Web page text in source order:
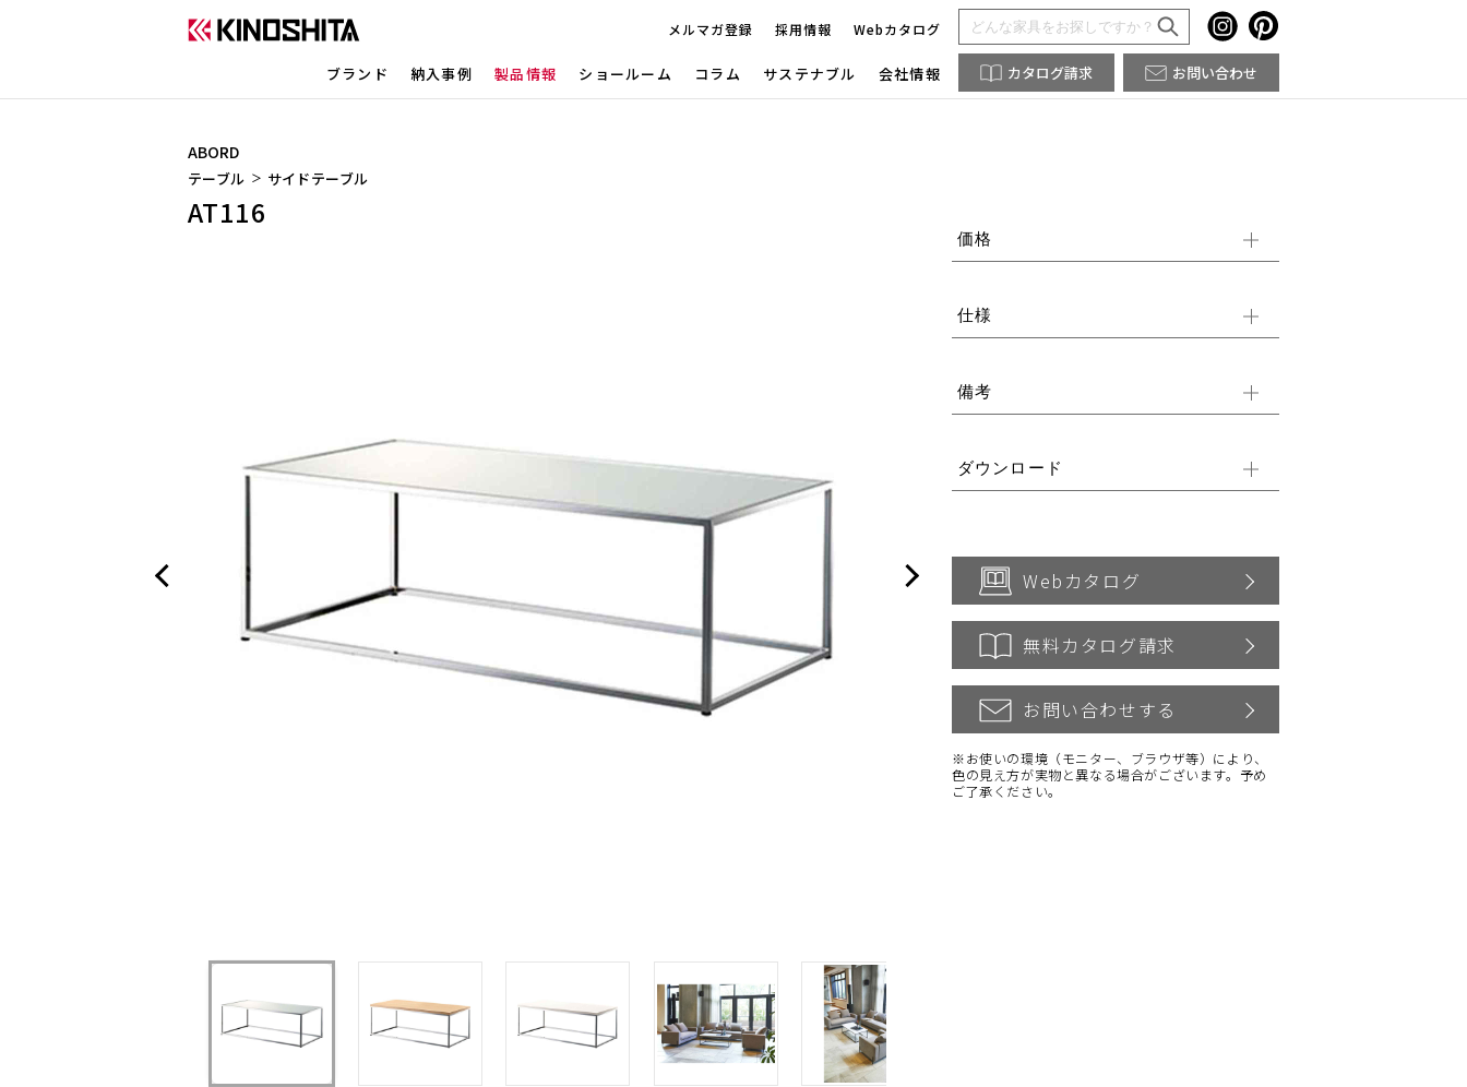
メルマガ登録 採用情報 Webカタログ
ブランド 納入事例 製品情報 ショールーム コラム サステナブル 会社情報 カタログ請求 お問い合わせ
ABORD
テーブル サイドテーブル
AT116
価格
仕様
備考
ダウンロード
Webカタログ
無料カタログ請求
お問い合わせする
※お使いの環境（モニター、ブラウザ等）により、
色の見え方が実物と異なる場合がございます。予め
ご了承ください。